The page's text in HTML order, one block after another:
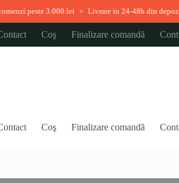
peste 3.000 lei ◆ Livrare in 24-48h din depozit
Coş Finalizare comandă
Coş Finalizare comandă